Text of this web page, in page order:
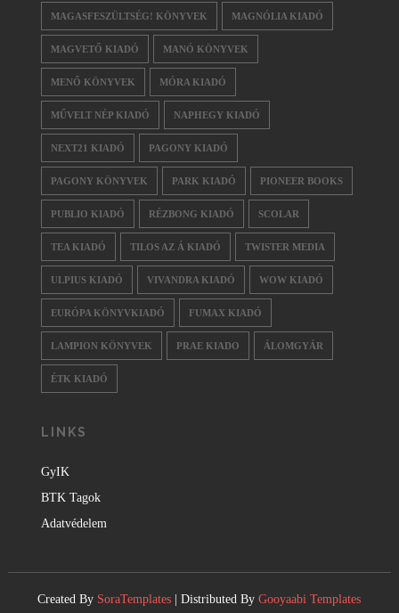
MAGASFESZÜLTSÉG! KÖNYVEK MAGNÓLIA KIADÓ
MAGVETŐ KIADÓ MANÓ KÖNYVEK
MENŐ KÖNYVEK MÓRA KIADÓ
MŰVELT NÉP KIADÓ NAPHEGY KIADÓ
NEXT21 KIADÓ PAGONY KIADÓ
PAGONY KÖNYVEK PARK KIADÓ PIONEER BOOKS
PUBLIO KIADÓ RÉZBONG KIADÓ SCOLAR
TEA KIADÓ TILOS AZ Á KIADÓ TWISTER MEDIA
ULPIUS KIADÓ VIVANDRA KIADÓ WOW KIADÓ
EURÓPA KÖNYVKIADÓ FUMAX KIADÓ
LAMPION KÖNYVEK PRAE KIADO ÁLOMGYÁR
ÉTK KIADÓ
LINKS
GyIK
BTK Tagok
Adatvédelem
Created By SoraTemplates | Distributed ByGooyaabi Templates